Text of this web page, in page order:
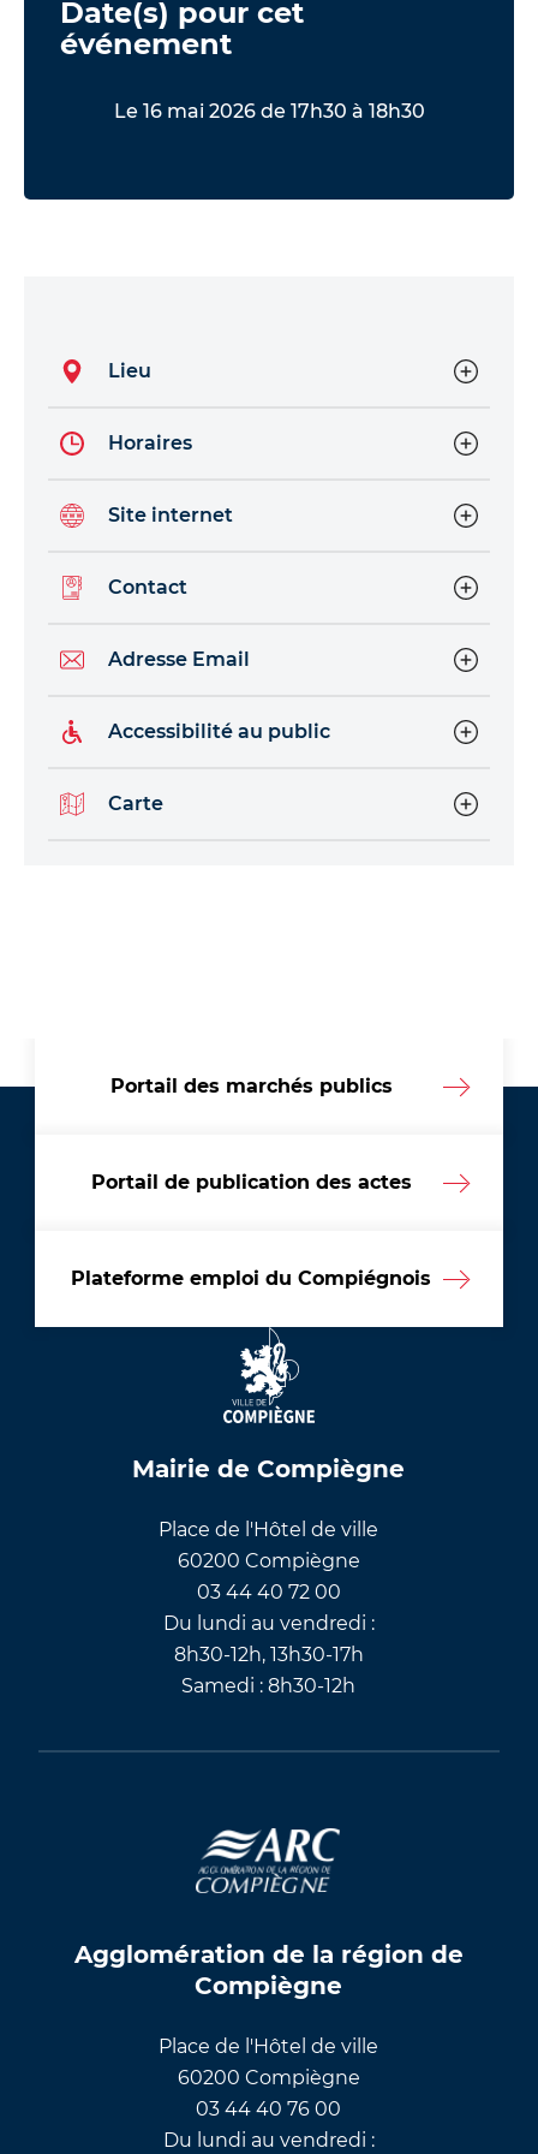
Date(s) pour cet
événement
Le 16 mai 2026 de 17h30 à 18h30
Lieu
Horaires
Site internet
Contact
Adresse Email
Accessibilité au public
Carte
Portail des marchés publics
Portail de publication des actes
Plateforme emploi du Compiégnois
Mairie de Compiègne
Place de l'Hôtel de ville
60200 Compiègne
03 44 40 72 00
Du lundi au vendredi :
8h30-12h, 13h30-17h
Samedi : 8h30-12h
Agglomération de la région de
Compiègne
Place de l'Hôtel de ville
60200 Compiègne
03 44 40 76 00
Du lundi au vendredi :